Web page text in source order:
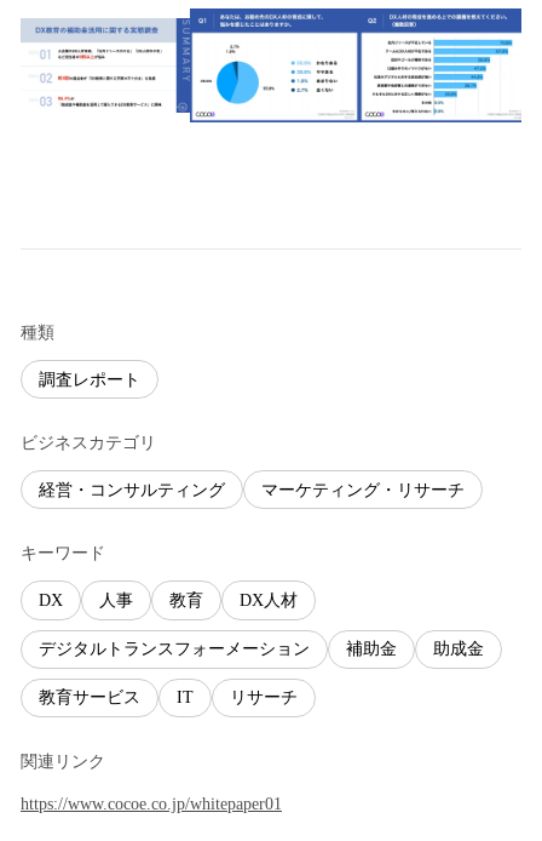
種類
調査レポート
ビジネスカテゴリ
経営・コンサルティング マーケティング・リサーチ
キーワード
DX 人事 教育 DX人材
デジタルトランスフォーメーション 補助金 助成金
教育サービス IT リサーチ
関連リンク
https://www.cocoe.co.jp/whitepaper01